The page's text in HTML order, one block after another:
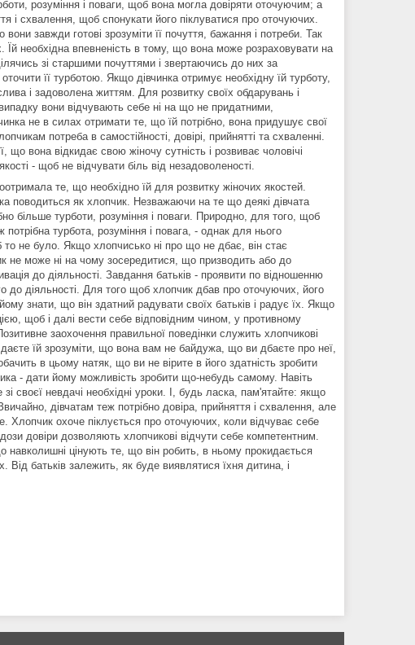
розуміння і поваги, щоб вона могла довіряти оточуючим; а
і схвалення, щоб спонукати його піклуватися про оточуючих.
завжди готові зрозуміти її почуття, бажання і потреби. Так
необхідна впевненість в тому, що вона може розраховувати на
зі старшими почуттями і звертаючись до них за
її турботою. Якщо дівчинка отримує необхідну їй турботу,
і задоволена життям. Для розвитку своїх обдарувань і
вони відчувають себе ні на що не придатними,
не в силах отримати те, що їй потрібно, вона придушує свої
потреба в самостійності, довірі, прийнятті та схваленні.
що вона відкидає свою жіночу сутність і розвиває чоловічі
- щоб не відчувати біль від незадоволеності.
те, що необхідно їй для розвитку жіночих якостей.
поводиться як хлопчик. Незважаючи на те що деякі дівчата
більше турботи, розуміння і поваги. Природно, для того, щоб
турбота, розуміння і повага, - однак для нього
то не було. Якщо хлопчисько ні про що не дбає, він стає
не може ні на чому зосередитися, що призводить або до
до діяльності. Завдання батьків - проявити по відношенню
до діяльності. Для того щоб хлопчик дбав про оточуючих, його
знати, що він здатний радувати своїх батьків і радує їх. Якщо
щоб і далі вести себе відповідним чином, у противному
заохочення правильної поведінки служить хлопчикові
їй зрозуміти, що вона вам не байдужа, що ви дбаєте про неї,
в цьому натяк, що ви не вірите в його здатність зробити
- дати йому можливість зробити що-небудь самому. Навіть
своєї невдачі необхідні уроки. І, будь ласка, пам'ятайте: якщо
дівчатам теж потрібно довіра, прийняття і схвалення, але
Хлопчик охоче піклується про оточуючих, коли відчуває себе
довіри дозволяють хлопчикові відчути себе компетентним.
цінують те, що він робить, в ньому прокидається
батьків залежить, як буде виявлятися їхня дитина, і